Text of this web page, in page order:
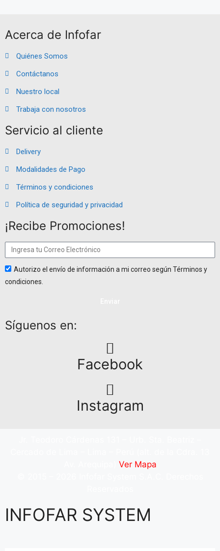
Acerca de Infofar
Quiénes Somos
Contáctanos
Nuestro local
Trabaja con nosotros
Servicio al cliente
Delivery
Modalidades de Pago
Términos y condiciones
Política de seguridad y privacidad
¡Recibe Promociones!
Autorizo el envío de información a mi correo según Términos y
condiciones.
Síguenos en:
Facebook
Instagram
Ver Mapa
INFOFAR SYSTEM